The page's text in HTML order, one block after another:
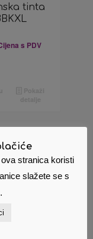
tinta
s PDV
stranica koristi
slažete se s